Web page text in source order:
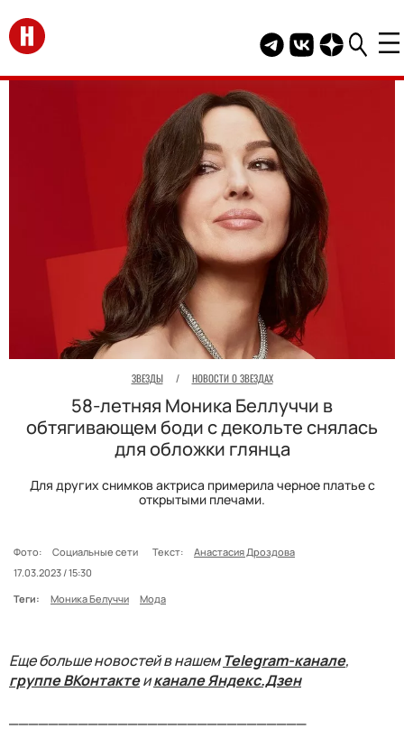
Перейти на главную
Telegram канал
Группа HELLO
Канал
ЗВЕЗДЫ / НОВОСТИ О ЗВЕЗДАХ
58-летняя Моника Беллуччи в
обтягивающем боди с декольте снялась
для обложки глянца
Для других снимков актриса примерила черное платье с
открытыми плечами.
Фото: Социальные сети Текст:
Анастасия Дроздова
17.03.2023 / 15:30
Теги:
Моника Белуччи Мода
Еще больше новостей в нашемTelegram-канале,
группе ВКонтактеиканале Яндекс.Дзен